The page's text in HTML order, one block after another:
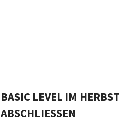
BASIC LEVEL IM HERBST
ABSCHLIESSEN